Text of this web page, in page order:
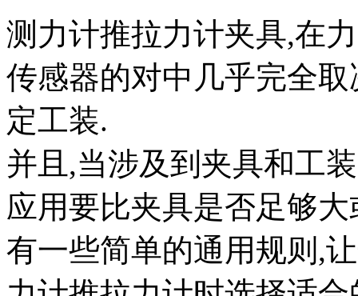
测力计推拉力计夹具,在
传感器的对中几乎完全
定工装.
并且,当涉及到夹具和工
应用要比夹具是否足够
有一些简单的通用规则,